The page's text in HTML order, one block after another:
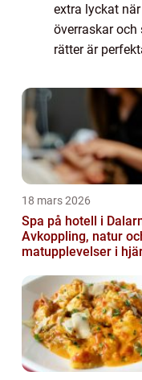
extra lyckat
överraskar
rätter är
18 mars 2026
Spa på hotell i
Avkoppling, natur
matupplevelser i